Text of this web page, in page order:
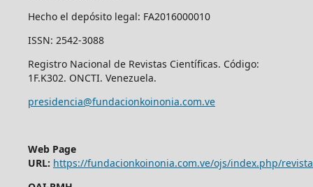
Hecho el depósito legal: FA2016000010
ISSN: 2542-3088
Registro Nacional de Revistas Científicas. Código:
1F.K302. ONCTI. Venezuela.
presidencia@fundacionkoinonia.com.ve
Web Page
URL: https://fundacionkoinonia.com.ve/ojs/index.php/